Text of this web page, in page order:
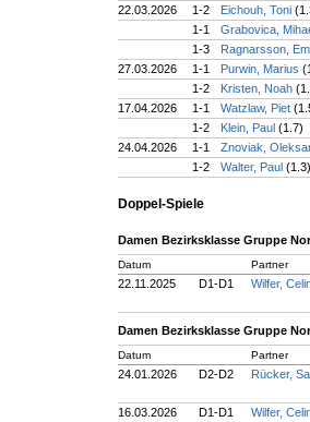
22.03.2026
1-2 Eichouh, Toni
1-1
Grabovica,
1-3
Ragnarsson,
27.03.2026
1-1 Purwin, Marius
1-2
Kristen, Noah
17.04.2026
1-1 Watzlaw, Piet
1-2
Klein, Paul (1.7)
24.04.2026
1-1
Znoviak,
1-2
Walter, Paul (1.3)
Doppel-Spiele
Damen Bezirksklasse Gruppe
Datum Partner
22.11.2025 D1-D1 Wilfer,
Damen Bezirksklasse Gruppe
Datum Partner
24.01.2026 D2-D2 Rücker,
16.03.2026 D1-D1 Wilfer,